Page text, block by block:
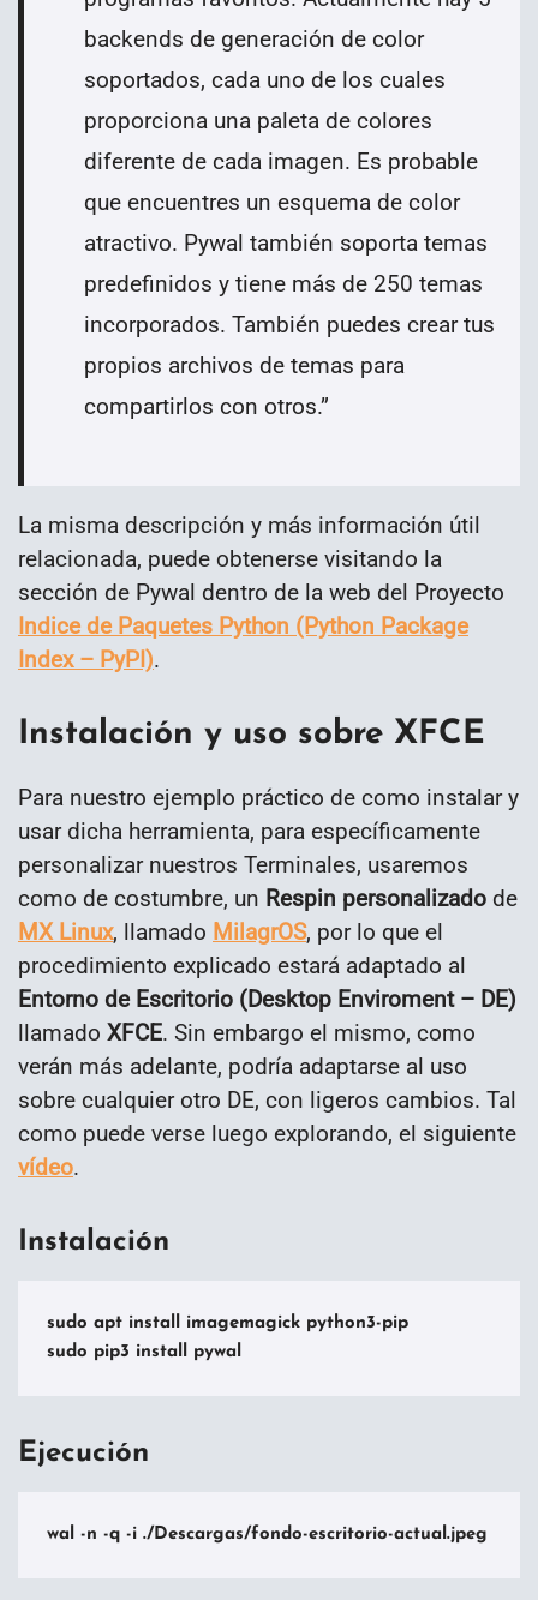
backends de generación de color
soportados, cada uno de los cuales
proporciona una paleta de colores
diferente de cada imagen. Es probable
que encuentres un esquema de color
atractivo. Pywal también soporta temas
predefinidos y tiene más de 250 temas
incorporados. También puedes crear tus
propios archivos de temas para
compartirlos con otros.”
La misma descripción y más información útil
relacionada, puede obtenerse visitando la
sección de Pywal dentro de la web del Proyecto
Indice de Paquetes Python (Python Package
Index – PyPI).
Instalación y uso sobre XFCE
Para nuestro ejemplo práctico de como instalar y
usar dicha herramienta, para específicamente
personalizar nuestros Terminales, usaremos
como de costumbre, un Respin personalizado de
MX Linux, llamado MilagrOS, por lo que el
procedimiento explicado estará adaptado al
Entorno de Escritorio (Desktop Enviroment – DE)
llamado XFCE. Sin embargo el mismo, como
verán más adelante, podría adaptarse al uso
sobre cualquier otro DE, con ligeros cambios. Tal
como puede verse luego explorando, el siguiente
vídeo.
Instalación
sudo apt install imagemagick python3-pip
sudo pip3 install pywal
Ejecución
wal -n -q -i ./Descargas/fondo-escritorio-actual.jpeg